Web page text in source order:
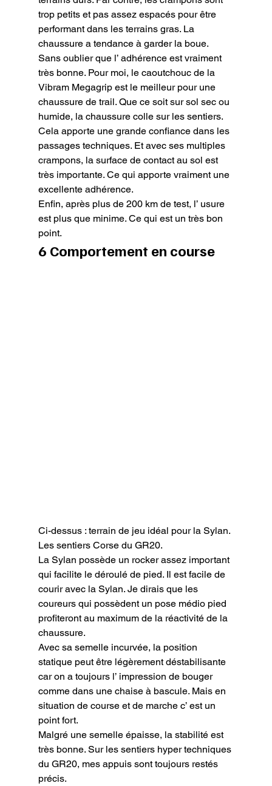
trop petits et pas assez espacés pour être
performant dans les terrains gras. La
chaussure a tendance à garder la boue.
Sans oublier que l’ adhérence est vraiment
très bonne. Pour moi, le caoutchouc de la
Vibram Megagrip est le meilleur pour une
chaussure de trail. Que ce soit sur sol sec ou
humide, la chaussure colle sur les sentiers.
Cela apporte une grande confiance dans les
passages techniques. Et avec ses multiples
crampons, la surface de contact au sol est
très importante. Ce qui apporte vraiment une
excellente adhérence.
Enfin, après plus de 200 km de test, l’ usure
est plus que minime. Ce qui est un très bon
point.
6 Comportement en course
Ci-dessus : terrain de jeu idéal pour la Sylan.
Les sentiers Corse du GR20.
La Sylan possède un rocker assez important
qui facilite le déroulé de pied. Il est facile de
courir avec la Sylan. Je dirais que les
coureurs qui possèdent un pose médio pied
profiteront au maximum de la réactivité de la
chaussure.
Avec sa semelle incurvée, la position
statique peut être légèrement déstabilisante
car on a toujours l’ impression de bouger
comme dans une chaise à bascule. Mais en
situation de course et de marche c’ est un
point fort.
Malgré une semelle épaisse, la stabilité est
très bonne. Sur les sentiers hyper techniques
du GR20, mes appuis sont toujours restés
précis.